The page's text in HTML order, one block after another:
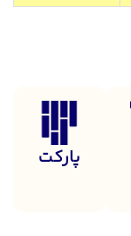
پارکت